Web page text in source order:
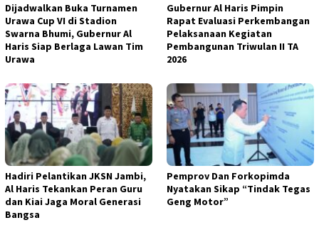
Dijadwalkan Buka Turnamen
Urawa Cup VI di Stadion
Swarna Bhumi, Gubernur Al
Haris Siap Berlaga Lawan Tim
Urawa
Gubernur Al Haris Pimpin
Rapat Evaluasi Perkembangan
Pelaksanaan Kegiatan
Pembangunan Triwulan II TA
2026
Hadiri Pelantikan JKSN Jambi,
Al Haris Tekankan Peran Guru
dan Kiai Jaga Moral Generasi
Bangsa
Pemprov Dan Forkopimda
Nyatakan Sikap “Tindak Tegas
Geng Motor”